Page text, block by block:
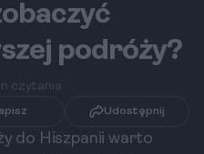
podróży?
czytania
Udostępnij
do Hiszpanii warto